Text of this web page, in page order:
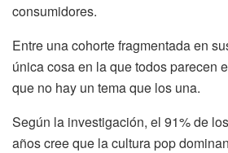
consumidores.
Entre una cohorte fragmentada en
única cosa en la que todos parecen
que no hay un tema que los una.
Según la investigación, el 91% de
años cree que la cultura pop